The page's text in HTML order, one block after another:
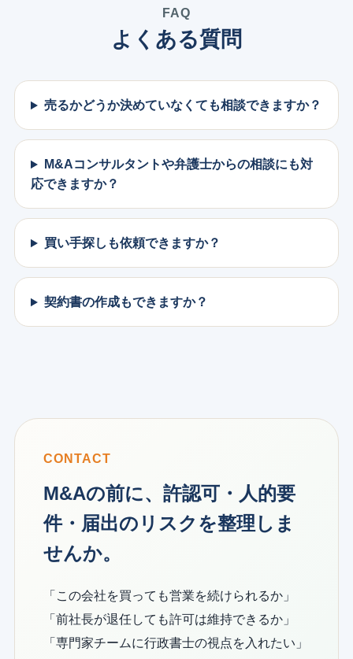
FAQ
よくある質問
売るかどうか決めていなくても相談できますか？
M&Aコンサルタントや弁護士からの相談にも対
応できますか？
買い手探しも依頼できますか？
契約書の作成もできますか？
CONTACT
M&Aの前に、許認可・人的要
件・届出のリスクを整理しま
せんか。
「この会社を買っても営業を続けられるか」
「前社長が退任しても許可は維持できるか」
「専門家チームに行政書士の視点を入れたい」